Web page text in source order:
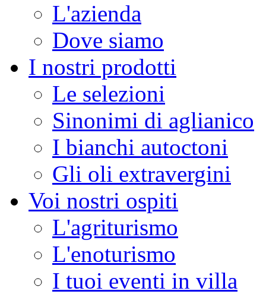
L'azienda
Dove siamo
I nostri prodotti
Le selezioni
Sinonimi di aglianico
I bianchi autoctoni
Gli oli extravergini
Voi nostri ospiti
L'agriturismo
L'enoturismo
I tuoi eventi in villa